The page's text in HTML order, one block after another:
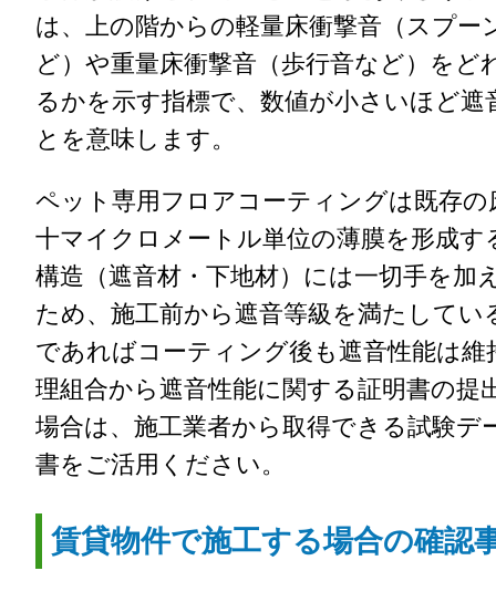
は、上の階からの軽量床衝撃音（スプー
ど）や重量床衝撃音（歩行音など）をど
るかを示す指標で、数値が小さいほど遮
とを意味します。
ペット専用フロアコーティングは既存の
十マイクロメートル単位の薄膜を形成す
構造（遮音材・下地材）には一切手を加
ため、施工前から遮音等級を満たしてい
であればコーティング後も遮音性能は維
理組合から遮音性能に関する証明書の提
場合は、施工業者から取得できる試験デ
書をご活用ください。
賃貸物件で施工する場合の確認